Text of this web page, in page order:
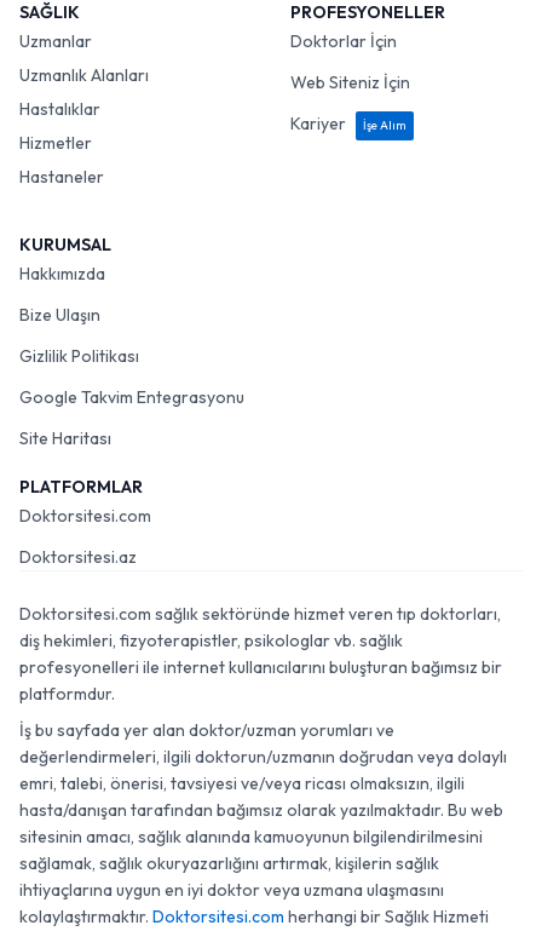
SAĞLIK
Uzmanlar
Uzmanlık Alanları
Hastalıklar
Hizmetler
Hastaneler
PROFESYONELLER
Doktorlar İçin
Web Siteniz İçin
Kariyer
İşe Alım
KURUMSAL
Hakkımızda
Bize Ulaşın
Gizlilik Politikası
Google Takvim Entegrasyonu
Site Haritası
PLATFORMLAR
Doktorsitesi.com
Doktorsitesi.az
Doktorsitesi.com sağlık sektöründe hizmet veren tıp doktorları,
diş hekimleri, fizyoterapistler, psikologlar vb. sağlık
profesyonelleri ile internet kullanıcılarını buluşturan bağımsız bir
platformdur.
İş bu sayfada yer alan doktor/uzman yorumları ve
değerlendirmeleri, ilgili doktorun/uzmanın doğrudan veya dolaylı
emri, talebi, önerisi, tavsiyesi ve/veya ricası olmaksızın, ilgili
hasta/danışan tarafından bağımsız olarak yazılmaktadır. Bu web
sitesinin amacı, sağlık alanında kamuoyunun bilgilendirilmesini
sağlamak, sağlık okuryazarlığını artırmak, kişilerin sağlık
ihtiyaçlarına uygun en iyi doktor veya uzmana ulaşmasını
kolaylaştırmaktır. Doktorsitesi.com herhangi bir Sağlık Hizmeti